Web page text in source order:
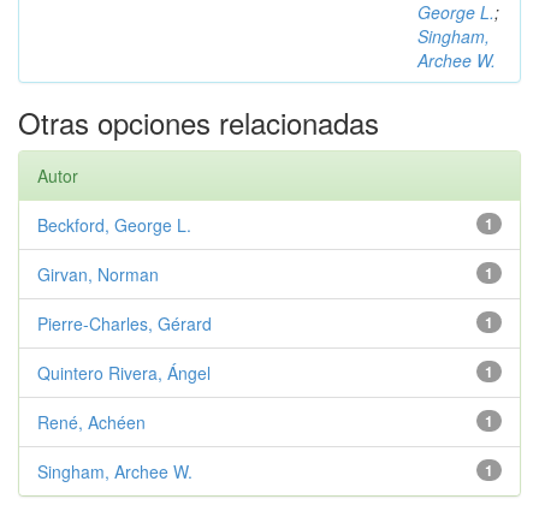
George L.;
Singham,
Archee W.
Otras opciones relacionadas
Autor
1
Beckford, George L.
1
Girvan, Norman
1
Pierre-Charles, Gérard
1
Quintero Rivera, Ángel
1
René, Achéen
1
Singham, Archee W.